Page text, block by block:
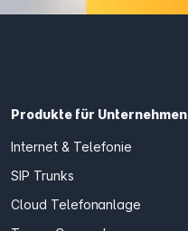
Produkte für Unternehmen
Internet & Telefonie
SIP Trunks
Cloud Telefonanlage